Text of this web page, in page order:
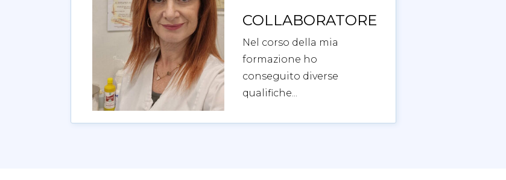
COLLABORATORE
Nel corso della mia
formazione ho
conseguito diverse
qualifiche...